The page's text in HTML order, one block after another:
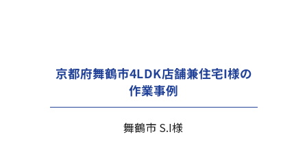
京都府舞鶴市4LDK店舗兼住宅I様の
作業事例
舞鶴市 S.I様